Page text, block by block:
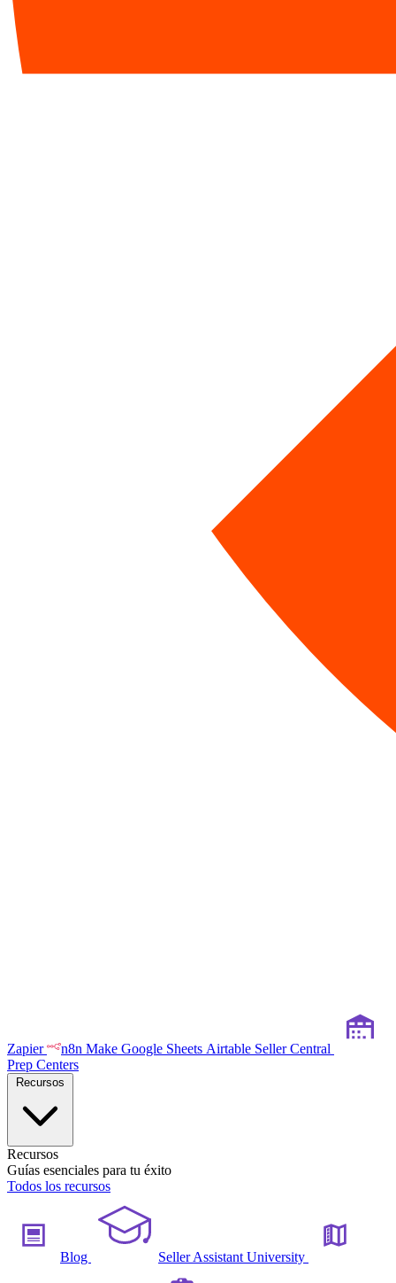
Zapier n8n Make Google Sheets Airtable Seller Central
Prep Centers
Recursos
Guías esenciales para tu éxito
Todos los recursos
Blog Seller Assistant University